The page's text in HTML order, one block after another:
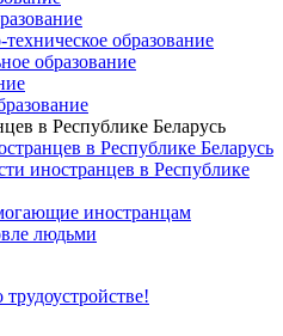
образование
образование
в Республике Беларусь
в Республике Беларусь
иностранцев в Республике
иностранцам
людьми